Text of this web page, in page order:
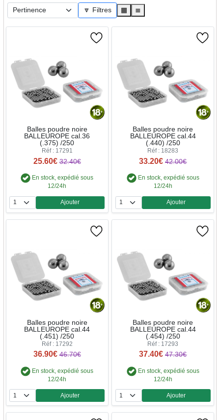
🔽 Filtres ▦ ≣
Balles poudre noire
BALLEUROPE cal.36
(.375) /250
Réf : 17291
25.60€ 32.40€
En stock, expédié sous
12/24h
Quantité
Ajouter
Balles poudre noire
BALLEUROPE cal.44
(.440) /250
Réf : 18283
33.20€ 42.00€
En stock, expédié sous
12/24h
Quantité
Ajouter
Balles poudre noire
BALLEUROPE cal.44
(.451) /250
Réf : 17292
36.90€ 46.70€
En stock, expédié sous
12/24h
Quantité
Ajouter
Balles poudre noire
BALLEUROPE cal.44
(.454) /250
Réf : 17293
37.40€ 47.30€
En stock, expédié sous
12/24h
Quantité
Ajouter